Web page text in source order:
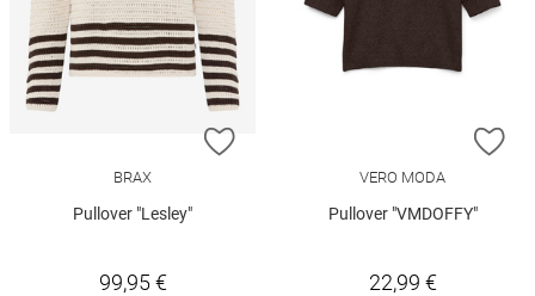
ZUR WUNSCHLISTE HINZUFÜGEN
BRAX
Pullover "Lesley"
99,95 €
VERO MODA
Pullover "VMDOFFY"
22,99 €